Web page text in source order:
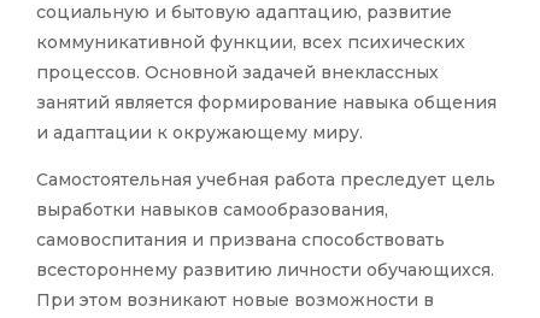
социальную и бытовую адаптацию, развитие
коммуникативной функции, всех психических
процессов. Основной задачей внеклассных
занятий является формирование навыка общения
и адаптации к окружающему миру.
Самостоятельная учебная работа преследует цель
выработки навыков самообразования,
самовоспитания и призвана способствовать
всестороннему развитию личности обучающихся.
При этом возникают новые возможности в